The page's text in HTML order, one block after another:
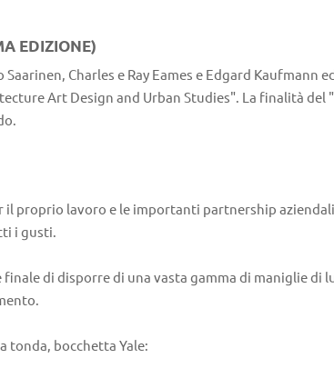
EDIZIONE)
Charles e Ray Eames e Edgard Kaufmann
Art Design and Urban Studies". La finalità del
proprio lavoro e le importanti partnership
i gusti.
di disporre di una vasta gamma di maniglie di
tonda, bocchetta Yale: